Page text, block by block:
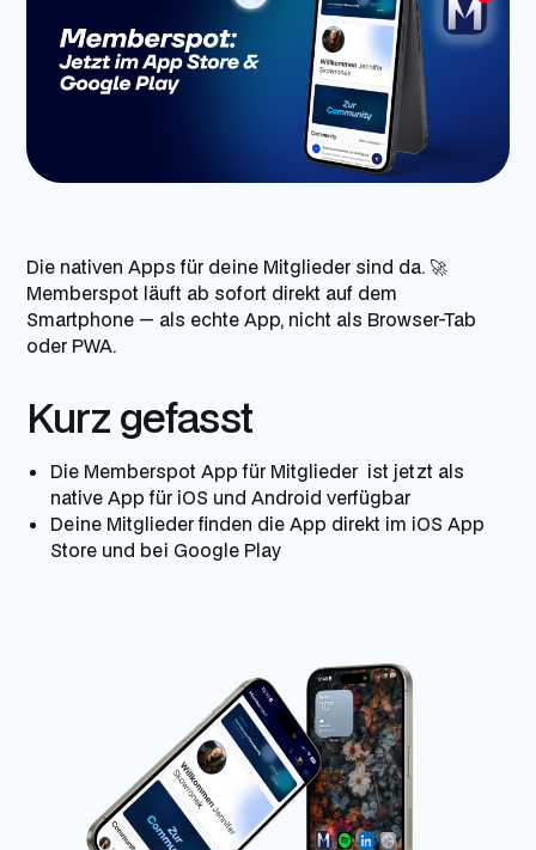
Die nativen Apps für deine Mitglieder sind da. 🚀
Memberspot läuft ab sofort direkt auf dem
Smartphone — als echte App, nicht als Browser-Tab
oder PWA.
Kurz gefasst
Die Memberspot App für Mitglieder ist jetzt als
native App für iOS und Android verfügbar
Deine Mitglieder finden die App direkt im iOS App
Store und bei Google Play